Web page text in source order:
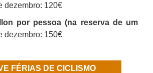
dezembro: 120€
por pessoa (na reserva de um
dezembro: 150€
FÉRIAS DE CICLISMO